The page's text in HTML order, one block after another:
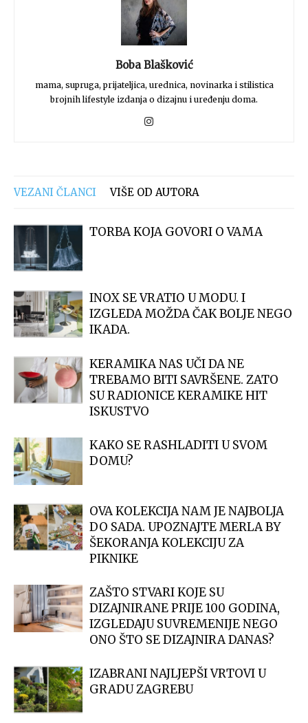
Boba Blašković
mama, supruga, prijateljica, urednica, novinarka i stilistica
brojnih lifestyle izdanja o dizajnu i uređenju doma.
VEZANI ČLANCI VIŠE OD AUTORA
TORBA KOJA GOVORI O VAMA
INOX SE VRATIO U MODU. I
IZGLEDA MOŽDA ČAK BOLJE NEGO
IKADA.
KERAMIKA NAS UČI DA NE
TREBAMO BITI SAVRŠENE. ZATO
SU RADIONICE KERAMIKE HIT
ISKUSTVO
KAKO SE RASHLADITI U SVOM
DOMU?
OVA KOLEKCIJA NAM JE NAJBOLJA
DO SADA. UPOZNAJTE MERLA BY
ŠEKORANJA KOLEKCIJU ZA
PIKNIKE
ZAŠTO STVARI KOJE SU
DIZAJNIRANE PRIJE 100 GODINA,
IZGLEDAJU SUVREMENIJE NEGO
ONO ŠTO SE DIZAJNIRA DANAS?
IZABRANI NAJLJEPŠI VRTOVI U
GRADU ZAGREBU